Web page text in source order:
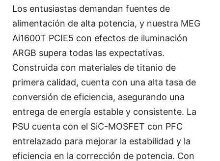
Los entusiastas demandan fuentes de
alimentación de alta potencia, y nuestra MEG
Ai1600T PCIE5 con efectos de iluminación
ARGB supera todas las expectativas.
Construida con materiales de titanio de
primera calidad, cuenta con una alta tasa de
conversión de eficiencia, asegurando una
entrega de energía estable y consistente. La
PSU cuenta con el SiC-MOSFET con PFC
entrelazado para mejorar la estabilidad y la
eficiencia en la corrección de potencia. Con